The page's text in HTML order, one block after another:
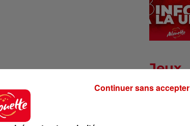
Jeux
Continuer sans accepter